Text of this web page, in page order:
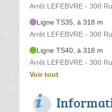
Arrêt LEFEBVRE - 300
Ligne TS35, à 318 m
Arrêt LEFEBVRE - 300
Ligne TS40, à 318 m
Arrêt LEFEBVRE - 300
Voir tout